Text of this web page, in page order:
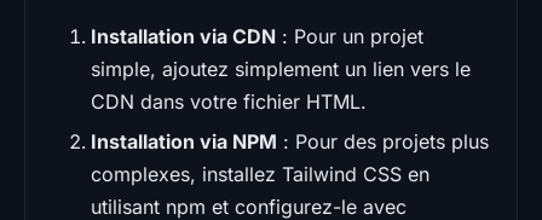
Installation via CDN : Pour un projet
simple, ajoutez simplement un lien vers le
CDN dans votre fichier HTML.
Installation via NPM : Pour des projets plus
complexes, installez Tailwind CSS en
utilisant npm et configurez-le avec